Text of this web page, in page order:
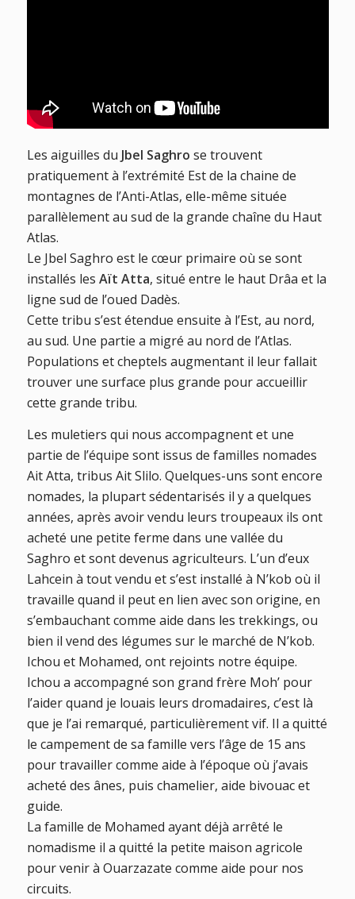
Les aiguilles du Jbel Saghro se trouvent
pratiquement à l’extrémité Est de la chaine de
montagnes de l’Anti-Atlas, elle-même située
parallèlement au sud de la grande chaîne du Haut
Atlas.
Le Jbel Saghro est le cœur primaire où se sont
installés les Aït Atta, situé entre le haut Drâa et la
ligne sud de l’oued Dadès.
Cette tribu s’est étendue ensuite à l’Est, au nord,
au sud. Une partie a migré au nord de l’Atlas.
Populations et cheptels augmentant il leur fallait
trouver une surface plus grande pour accueillir
cette grande tribu.
Les muletiers qui nous accompagnent et une
partie de l’équipe sont issus de familles nomades
Ait Atta, tribus Ait Slilo. Quelques-uns sont encore
nomades, la plupart sédentarisés il y a quelques
années, après avoir vendu leurs troupeaux ils ont
acheté une petite ferme dans une vallée du
Saghro et sont devenus agriculteurs. L’un d’eux
Lahcein à tout vendu et s’est installé à N’kob où il
travaille quand il peut en lien avec son origine, en
s’embauchant comme aide dans les trekkings, ou
bien il vend des légumes sur le marché de N’kob.
Ichou et Mohamed, ont rejoints notre équipe.
Ichou a accompagné son grand frère Moh’ pour
l’aider quand je louais leurs dromadaires, c’est là
que je l’ai remarqué, particulièrement vif. Il a quitté
le campement de sa famille vers l’âge de 15 ans
pour travailler comme aide à l’époque où j’avais
acheté des ânes, puis chamelier, aide bivouac et
guide.
La famille de Mohamed ayant déjà arrêté le
nomadisme il a quitté la petite maison agricole
pour venir à Ouarzazate comme aide pour nos
circuits.